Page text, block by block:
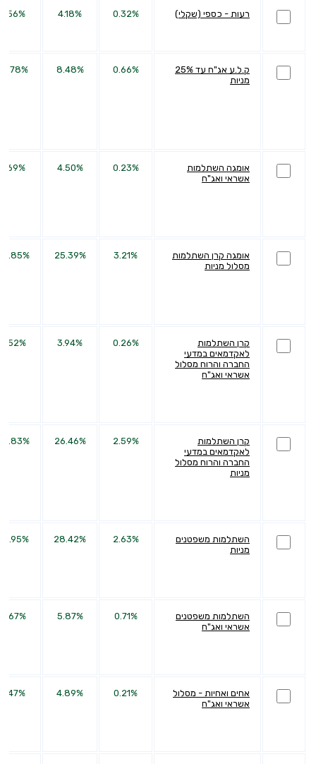
רעות - כספי (שקלי) 0.32%
4.18%
1.56%
ק.ל.ע אג"ח עד 25%
מניות
0.66%
8.48%
אומגה השתלמות
אשראי ואג"ח
0.23%
4.50%
1.69%
אומגה קרן השתלמות
מסלול מניות
3.21%
25.39%
קרן השתלמות
לאקדמאים במדעי
החברה והרוח מסלול
אשראי ואג"ח
0.26%
3.94%
5.52%
קרן השתלמות
לאקדמאים במדעי
החברה והרוח מסלול
מניות
2.59%
26.46%
השתלמות משפטנים
מניות
2.63%
28.42%
השתלמות משפטנים
אשראי ואג"ח
0.71%
5.87%
6.67%
אחים ואחיות - מסלול
אשראי ואג"ח
0.21%
4.89%
9.47%